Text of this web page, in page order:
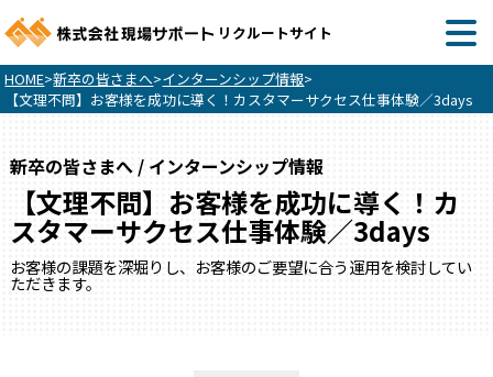
リクルートサイト
HOME>新卒の皆さまへ>インターンシップ情報>
【文理不問】お客様を成功に導く！カスタマーサクセス仕事体験／3days
新卒の皆さまへ / インターンシップ情報
【文理不問】お客様を成功に導く！カ
スタマーサクセス仕事体験／3days
お客様の課題を深堀りし、お客様のご要望に合う運用を検討してい
ただきます。